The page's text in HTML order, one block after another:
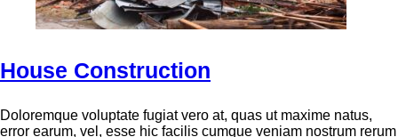
House Construction
Doloremque voluptate fugiat vero at, quas ut maxime natus,
error earum, vel, esse hic facilis cumque veniam nostrum rerum